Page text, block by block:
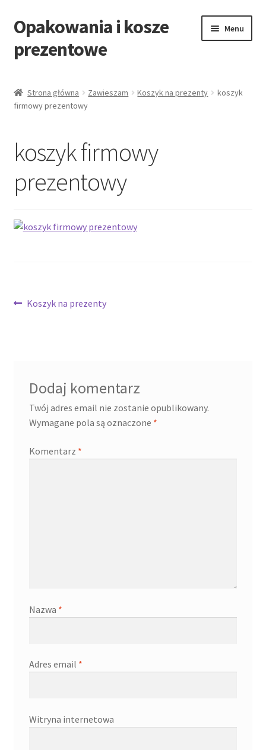
Przejdź
do
nawigacji
Przejdź
do
treści
Opakowania i kosze
prezentowe
Menu
All Categories Shortcode
Cennik koszy EKO
Data Access Request
Frequently Asked Questions
Header & Teaser Shortcode
My Account
O firmie
Strona główna Zawieszam Koszyk na prezenty
koszyk
firmowy prezentowy
koszyk firmowy
prezentowy
Nawigacja
Poprzedni
Koszyk na prezenty
Dodaj komentarz
Twój adres email nie zostanie opublikowany.
Wymagane pola są oznaczone *
Komentarz *
Nazwa *
Adres email *
Witryna internetowa